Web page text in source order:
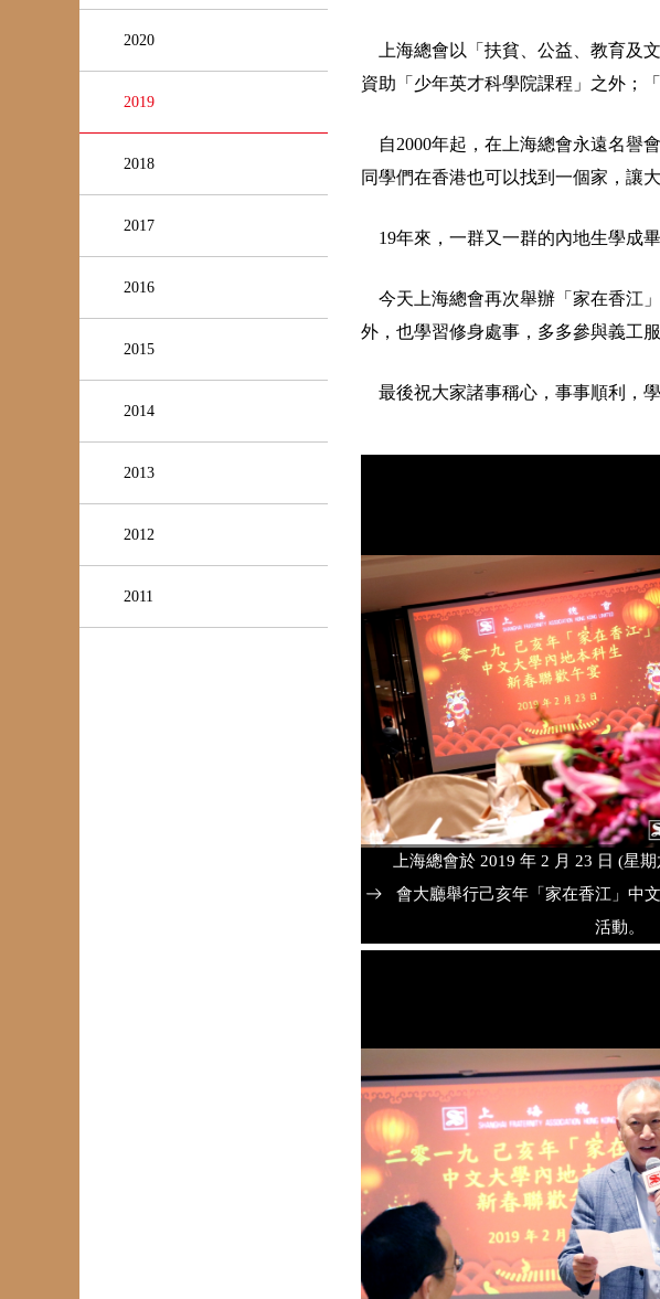
2020
2019
2018
2017
2016
2015
2014
2013
2012
2011
上海總會以「扶貧、公益、教育及
資助「少年英才科學院課程」之外；
自2000年起，在上海總會永遠名譽
同學們在香港也可以找到一個家，讓
19年來，一群又一群的內地生學成
今天上海總會再次舉辦「家在香江
外，也學習修身處事，多多參與義工
最後祝大家諸事稱心，事事順利，
上海總會於 2019 年 2 月 23 日 (星
會大廳舉行己亥年「家在香江」中
活動。